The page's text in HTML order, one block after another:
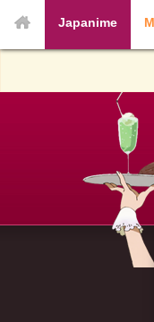
Japanime